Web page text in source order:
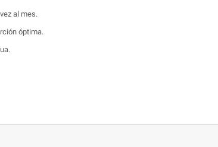
al mes.
óptima.